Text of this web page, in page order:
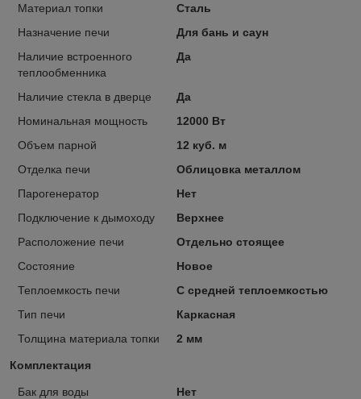
Материал топки
Сталь
Назначение печи
Для бань и саун
Наличие встроенного
теплообменника
Да
Наличие стекла в дверце
Да
Номинальная мощность
12000 Вт
Объем парной
12 куб. м
Отделка печи
Облицовка металлом
Парогенератор
Нет
Подключение к дымоходу
Верхнее
Расположение печи
Отдельно стоящее
Состояние
Новое
Теплоемкость печи
С средней теплоемкостью
Тип печи
Каркасная
Толщина материала топки
2 мм
Комплектация
Бак для воды
Нет